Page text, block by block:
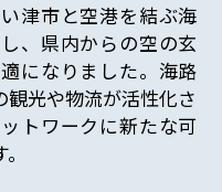
津市と空港を結ぶ海
、県内からの空の玄
になりました。海路
光や物流が活性化さ
トワークに新たな可